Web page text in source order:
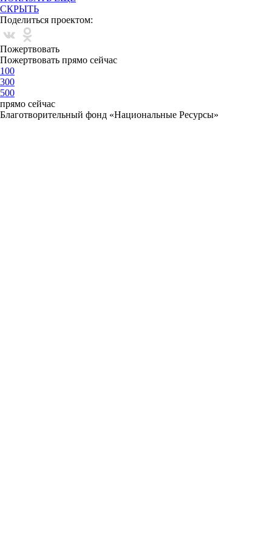
СКРЫТЬ
Поделиться проектом:
Пожертвовать
Пожертвовать прямо сейчас
100
300
500
прямо сейчас
Благотворительный фонд «Национальные Ресурсы»